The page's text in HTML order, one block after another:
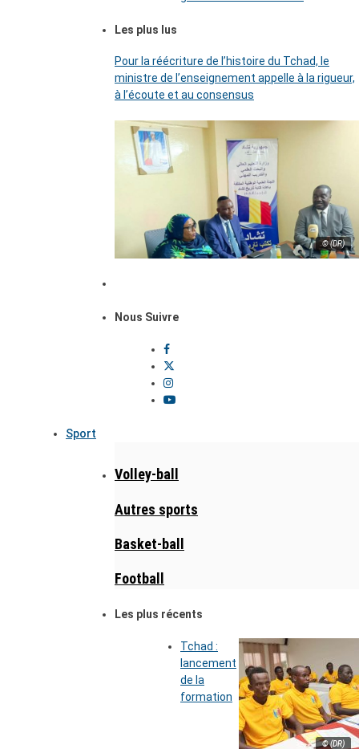
Les plus lus
Pour la réécriture de l’histoire du Tchad, le
ministre de l’enseignement appelle à la rigueur,
à l’écoute et au consensus
© (DR)
Nous Suivre
Sport
Volley-ball
Autres sports
Basket-ball
Football
Les plus récents
© (DR)
Tchad :
lancement
de la
formation